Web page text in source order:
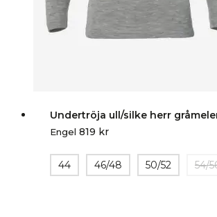
Undertröja ull/silke herr
Engel 819 kr
44 46/48 50/52 54/